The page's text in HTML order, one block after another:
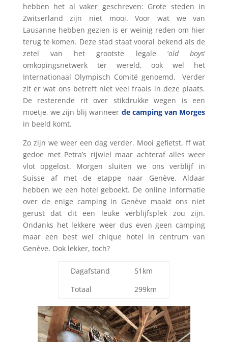
hebben het al vaker geschreven: Grote steden in
Zwitserland zijn niet mooi. Voor wat we van
Lausanne hebben gezien is er weinig reden om hier
terug te komen. Deze stad staat vooral bekend als de
zetel van het grootste legale ‘old boys’
omkopingsnetwerk ter wereld, ook wel het
Internationaal Olympisch Comité genoemd.
Verder
zit er wat ons betreft niet veel fraais in deze plaats.
De resterende rit over stikdrukke wegen is een
moetje, we zijn blij wanneer de camping van Morges
in beeld komt.
Zo zijn we weer een dag verder. Mooi gefietst, ff wat
gedoe met Petra’s rijwiel maar achteraf alles weer
vlot opgelost. Morgen sluiten we ons verblijf in
Suisse af met de etappe naar Genève. Aldaar
hebben we een hotel geboekt. De online informatie
over de enige camping in Genève maakt ons niet
gerust dat dit een leuke verblijfsplek zou zijn.
Ondanks het lekkere weer dus even geen camping
maar een best wel chique hotel in centrum van
Genève. Ook lekker, toch?
Dagafstand
51km
Totaal
299km